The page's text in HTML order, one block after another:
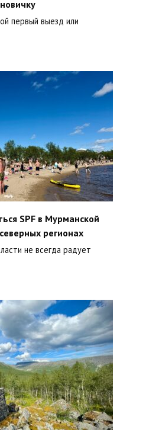
первый выезд или
SPF в Мурманской
регионах
не всегда радует